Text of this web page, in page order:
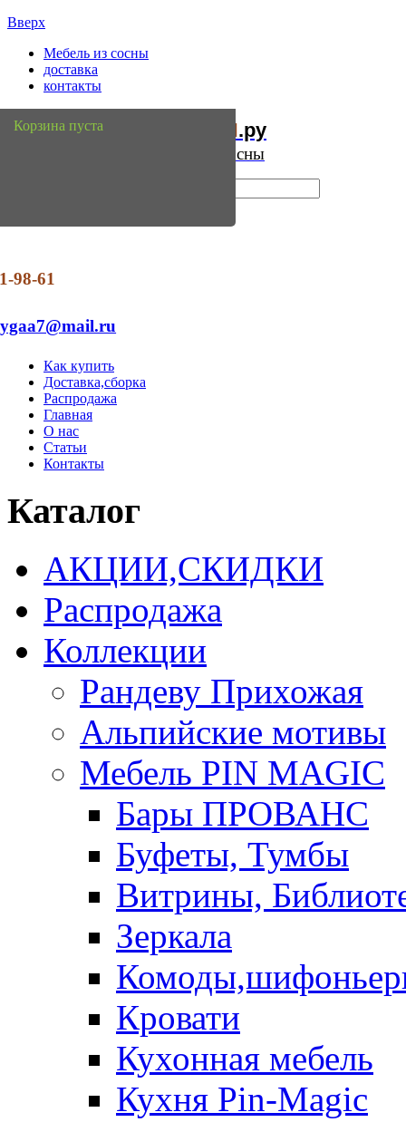
Вверх
Мебель из сосны
доставка
контакты
Мебель Сосны.ру
Интернет магазин мебели из сосны
98-61
Как купить
Доставка,сборка
Распродажа
Главная
О нас
Статьи
Контакты
Корзина пуста
Каталог
АКЦИИ,СКИДКИ
Распродажа
Коллекции
Рандеву Прихожая
Альпийские мотивы
Мебель PIN MAGIС
Бары ПРОВАНС
Буфеты, Тумбы
Витрины,
Зеркала
Кровати
Кухонная мебель
Кухня Pin-Magic